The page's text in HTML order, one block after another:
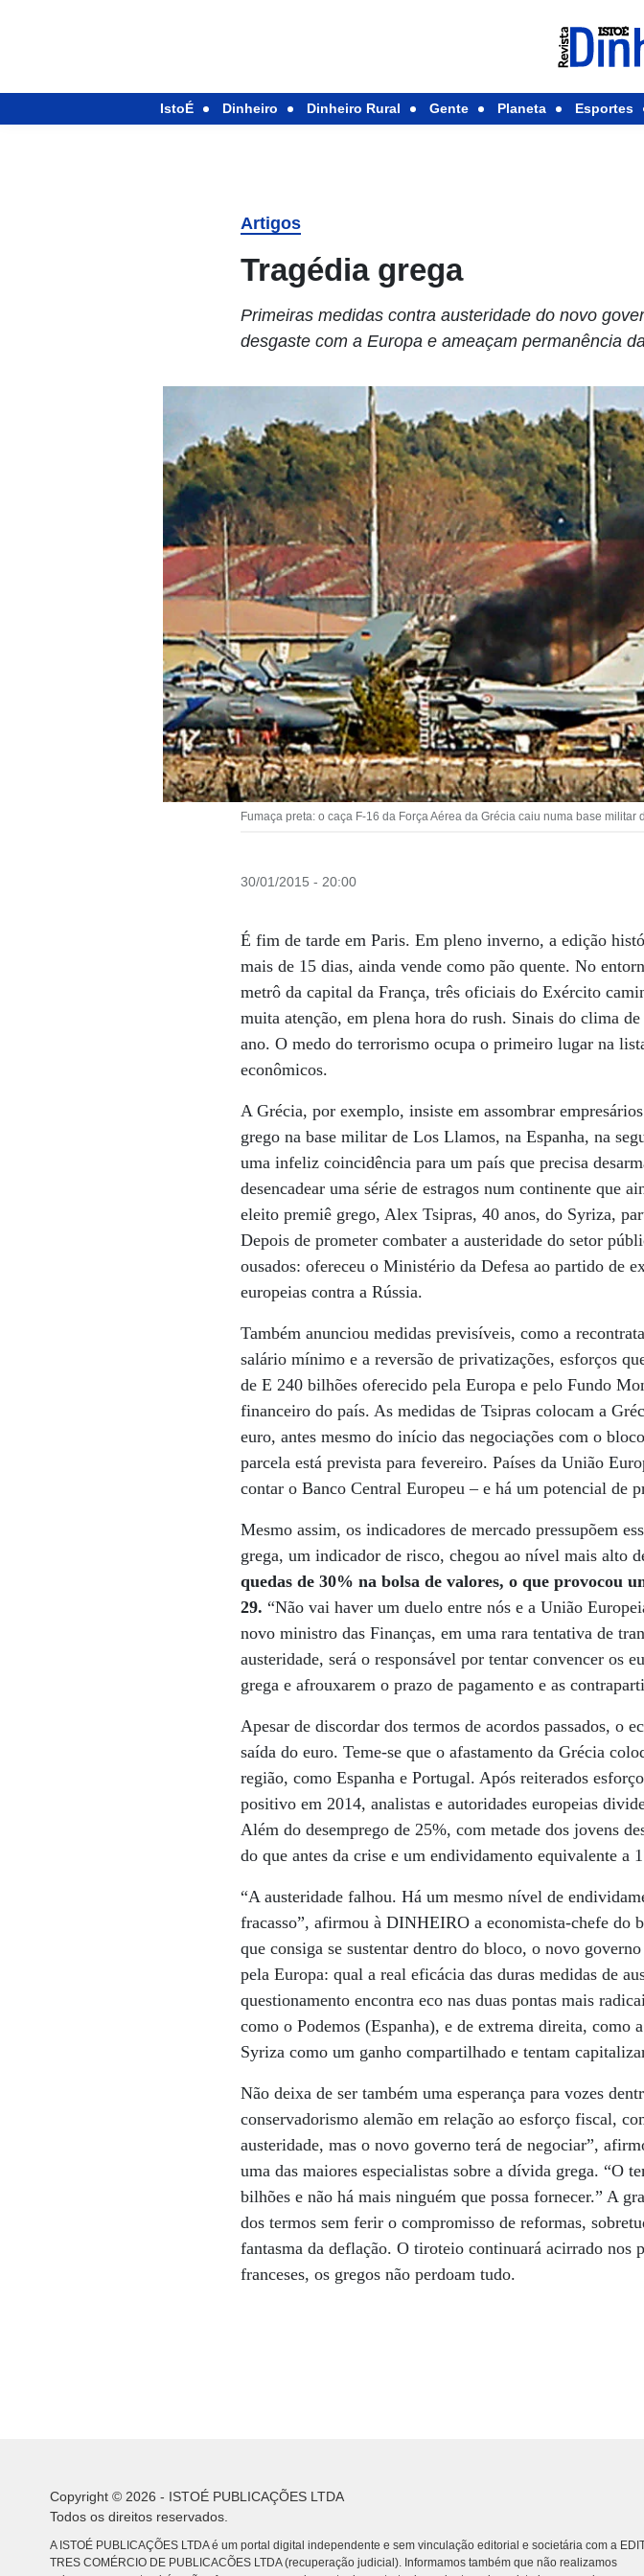
IstoÉ Dinheiro Dinheiro Rural Gente Planeta Esportes
Artigos
Tragédia grega
Primeiras medidas contra austeridade do novo
desgaste com a Europa e ameaçam permanência
Fumaça preta: o caça F-16 da Força Aérea da Grécia caiu numa base
30/01/2015 - 20:00
É fim de tarde em Paris. Em pleno inverno, a edição
mais de 15 dias, ainda vende como pão quente. No
metrô da capital da França, três oficiais do Exército
muita atenção, em plena hora do rush. Sinais do clima
ano. O medo do terrorismo ocupa o primeiro lugar na
econômicos.
A Grécia, por exemplo, insiste em assombrar
grego na base militar de Los Llamos, na Espanha, na
uma infeliz coincidência para um país que precisa
desencadear uma série de estragos num continente que
eleito premiê grego, Alex Tsipras, 40 anos, do Syriza,
Depois de prometer combater a austeridade do setor
ousados: ofereceu o Ministério da Defesa ao partido de
europeias contra a Rússia.
Também anunciou medidas previsíveis, como a
salário mínimo e a reversão de privatizações, esforços
de E 240 bilhões oferecido pela Europa e pelo Fundo
financeiro do país. As medidas de Tsipras colocam a
euro, antes mesmo do início das negociações com o
parcela está prevista para fevereiro. Países da União
contar o Banco Central Europeu – e há um potencial de
Mesmo assim, os indicadores de mercado pressupõem
grega, um indicador de risco, chegou ao nível mais alto
quedas de 30% na bolsa de valores, o que provocou
29. “Não vai haver um duelo entre nós e a União
novo ministro das Finanças, em uma rara tentativa de
austeridade, será o responsável por tentar convencer os
grega e afrouxarem o prazo de pagamento e as
Apesar de discordar dos termos de acordos passados, o
saída do euro. Teme-se que o afastamento da Grécia
região, como Espanha e Portugal. Após reiterados
positivo em 2014, analistas e autoridades europeias
Além do desemprego de 25%, com metade dos jovens
do que antes da crise e um endividamento equivalente a
“A austeridade falhou. Há um mesmo nível de
fracasso”, afirmou à DINHEIRO a economista-chefe
que consiga se sustentar dentro do bloco, o novo
pela Europa: qual a real eficácia das duras medidas de
questionamento encontra eco nas duas pontas mais
como o Podemos (Espanha), e de extrema direita,
Syriza como um ganho compartilhado e tentam
Não deixa de ser também uma esperança para vozes
conservadorismo alemão em relação ao esforço fiscal,
austeridade, mas o novo governo terá de negociar”,
uma das maiores especialistas sobre a dívida grega. “O
bilhões e não há mais ninguém que possa fornecer.” A
dos termos sem ferir o compromisso de reformas,
fantasma da deflação. O tiroteio continuará acirrado nos
franceses, os gregos não perdoam tudo.
Copyright © 2026 - ISTOÉ PUBLICAÇÕES LTDA
Todos os direitos reservados.
A ISTOÉ PUBLICAÇÕES LTDA é um portal digital independente e sem vinculação editorial e societária com a
TRES COMÉRCIO DE PUBLICACÕES LTDA (recuperação judicial). Informamos também que não realizamos